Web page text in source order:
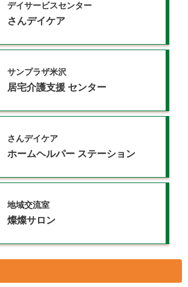
デイサービスセンター
さんデイケア
サンプラザ米沢
居宅介護支援センター
さんデイケア
ホームヘルパーステーション
地域交流室
燦燦サロン